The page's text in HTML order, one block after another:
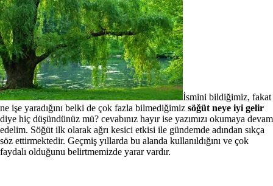
İsmini bildiğimiz, fakat
ne işe yaradığını belki de çok fazla bilmediğimiz söğüt neye iyi gelir
diye hiç düşündünüz mü? cevabınız hayır ise yazımızı okumaya devam
edelim. Söğüt ilk olarak ağrı kesici etkisi ile gündemde adından sıkça
söz ettirmektedir. Geçmiş yıllarda bu alanda kullanıldığını ve çok
faydalı olduğunu belirtmemizde yarar vardır.